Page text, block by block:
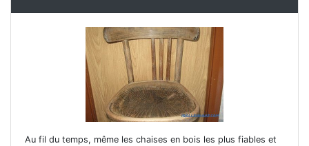
Au fil du temps, même les chaises en bois les plus fiables et